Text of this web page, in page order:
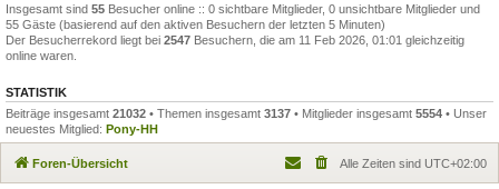
Insgesamt sind 55 Besucher online :: 0 sichtbare Mitglieder, 0 unsichtbare Mitglieder und
55 Gäste (basierend auf den aktiven Besuchern der letzten 5 Minuten)
Der Besucherrekord liegt bei 2547 Besuchern, die am 11 Feb 2026, 01:01 gleichzeitig
online waren.
STATISTIK
Beiträge insgesamt 21032 • Themen insgesamt 3137 • Mitglieder insgesamt 5554 • Unser
neuestes Mitglied: Pony-HH
Foren-Übersicht Alle Zeiten sind UTC+02:00